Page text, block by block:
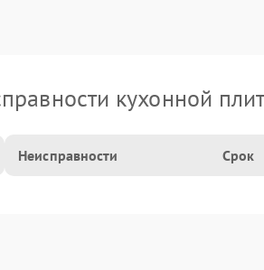
кухонной
Неисправности Срок